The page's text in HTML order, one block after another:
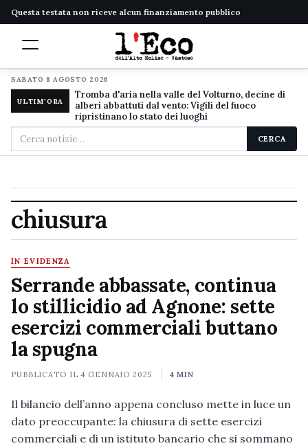
Questa testata non riceve alcun finanziamento pubblico
SABATO 8 AGOSTO 2026
ULTIM'ORA
Tromba d'aria nella valle del Volturno, decine di
alberi abbattuti dal vento: Vigili del fuoco
ripristinano lo stato dei luoghi
Cerca
nel
CERCA
chiusura
IN EVIDENZA
Serrande abbassate, continua
lo stillicidio ad Agnone: sette
esercizi commerciali buttano
la spugna
PUBBLICATO IL4 GENNAIO 2025 4 MIN
Il bilancio dell’anno appena concluso mette in luce un
dato preoccupante: la chiusura di sette esercizi
commerciali e di un istituto bancario che si sommano